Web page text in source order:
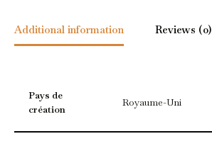
Additional information Reviews (0)
Pays de
création
Royaume-Uni